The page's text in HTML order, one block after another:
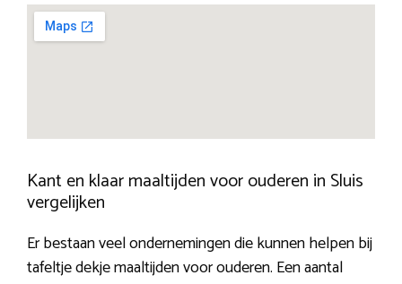
Kant en klaar maaltijden voor ouderen in Sluis
vergelijken
Er bestaan veel ondernemingen die kunnen helpen bij
tafeltje dekje maaltijden voor ouderen. Een aantal